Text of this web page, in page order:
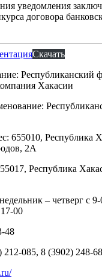
уведомления
договора
Скачать
Республиканский
Хакасии
655010, Республика
2А
Республика
– четверг с 9-
00
48
085, 8 (3902) 248-
.ru/